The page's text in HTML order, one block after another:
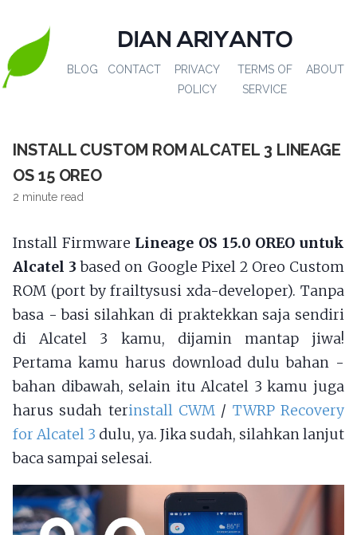
DIAN ARIYANTO
BLOG CONTACT
PRIVACY
POLICY
TERMS OF
SERVICE
ABOUT
INSTALL CUSTOM ROM ALCATEL 3 LINEAGE
OS 15 OREO
2 minute read
Install Firmware Lineage OS 15.0 OREO untuk
Alcatel 3 based on Google Pixel 2 Oreo Custom
ROM (port by frailtysusi xda-developer). Tanpa
basa - basi silahkan di praktekkan saja sendiri
di Alcatel 3 kamu, dijamin mantap jiwa!
Pertama kamu harus download dulu bahan -
bahan dibawah, selain itu Alcatel 3 kamu juga
harus sudah terinstall CWM / TWRP Recovery
for Alcatel 3 dulu, ya. Jika sudah, silahkan lanjut
baca sampai selesai.